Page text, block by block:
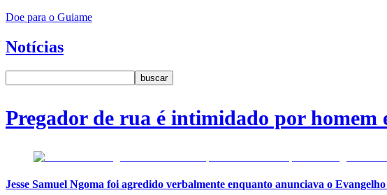
Doe para o Guiame
Notícias
buscar
Pregador de rua é intimidado por
Jesse Samuel Ngoma foi agredido verbalmente enquanto anunciava o